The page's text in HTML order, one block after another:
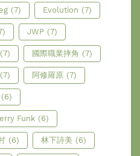
(7) Evolution (7)
JWP (7)
(7) 國際職業摔角 (7)
(7) 阿修羅原 (7)
(6)
Funk (6)
(6) 林下詩美 (6)